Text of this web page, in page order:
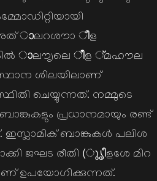
അത് ാലറശൗാ ീള
ാലൗൃലെ ീള ്മഹൗല
ശിലയിലാണ്
ചെയ്യുന്നത്. നമ്മുടെ
പ്രധാനമായും രണ്ട്
ഇസ്ലാമിക് ബാങ്കുകള്‍ പലിശ
ജഘട രീതി (ുൃീളശേ മിറ